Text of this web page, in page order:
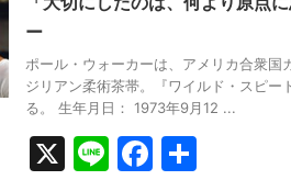
o
k
ー
ポール・ウォーカーは、アメリカ合衆国
ジリアン柔術茶帯。『ワイルド・スピ
る。 生年月日： 1973年9月12 ...
X
Li F